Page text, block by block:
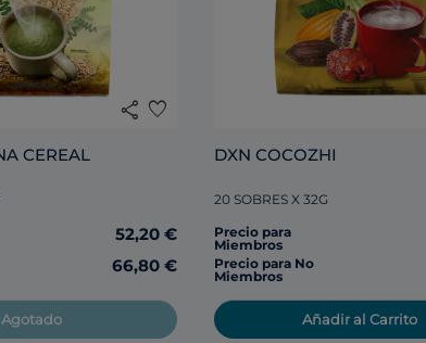
share favorite
52,20 €
66,80 €
Agotado
DXN COCOZHI
20 SOBRES X 32G
Precio para
Miembros
Precio para No
Miembros
Añadir al Carrito